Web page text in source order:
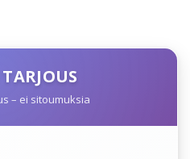
– ei sitoumuksia